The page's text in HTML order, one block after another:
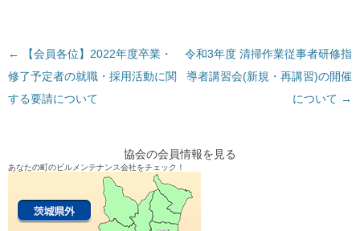
投
稿
ナ
ー
←
【会員各位】2022年度卒業・
修了予定者の就職・採用活動に関
する要請について
令和3年度 清掃作業従事者研修指
導者講習会(新規・再講習)の開催
について →
協会の会員情報を見る
あなたの町のビルメンテナンス会社をチェック！